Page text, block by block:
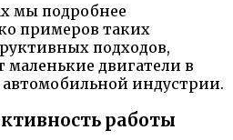
мы подробнее
примеров таких
подходов,
двигатели в
индустрии.
работы